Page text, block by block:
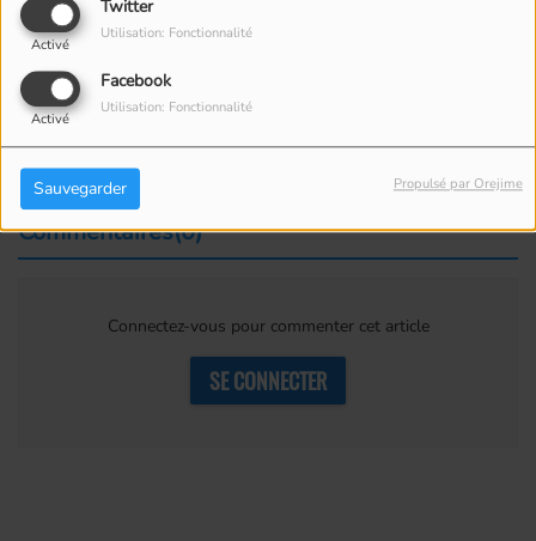
Twitter
Activé
Utilisation: Fonctionnalité
Facebook
Activé
Utilisation: Fonctionnalité
Sauvegarder Propulsé par Orejime
Dates :
Lieu :
www.havanaresort.ca
Production :
Commentaires(0)
Connectez-vous pour commenter cet article
SE CONNECTER